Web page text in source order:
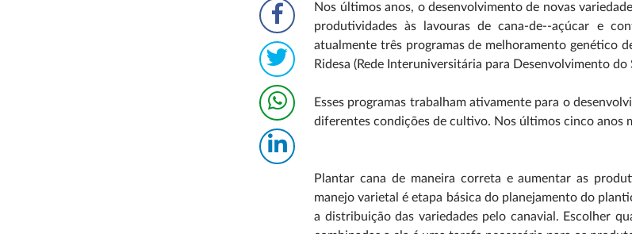
Nos últimos anos, o desenvolvimento de novas
produtividades às lavouras de cana-de--açúcar e
atualmente três programas de melhoramento genético
Ridesa (Rede Interuniversitária para Desenvolvimento
Esses programas trabalham ativamente para o
diferentes condições de cultivo. Nos últimos cinco anos
Plantar cana de maneira correta e aumentar as
manejo varietal é etapa básica do planejamento do
a distribuição das variedades pelo canavial. Escolher